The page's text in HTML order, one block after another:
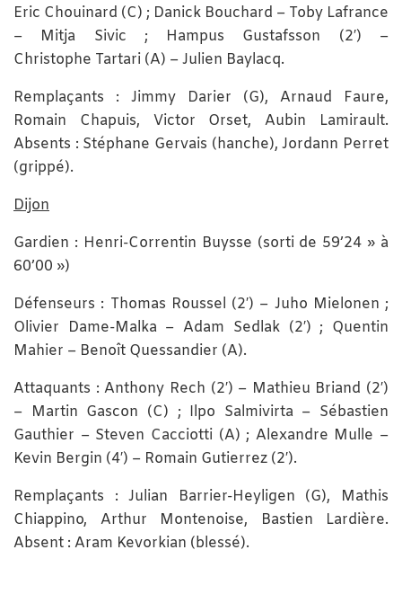
Eric Chouinard (C) ; Danick Bouchard – Toby Lafrance
– Mitja Sivic ; Hampus Gustafsson (2′) –
Christophe Tartari (A) – Julien Baylacq.
Remplaçants : Jimmy Darier (G), Arnaud Faure,
Romain Chapuis, Victor Orset, Aubin Lamirault.
Absents : Stéphane Gervais (hanche), Jordann Perret
(grippé).
Dijon
Gardien : Henri-Correntin Buysse (sorti de 59’24 » à
60’00 »)
Défenseurs : Thomas Roussel (2′) – Juho Mielonen ;
Olivier Dame-Malka – Adam Sedlak (2′) ; Quentin
Mahier – Benoît Quessandier (A).
Attaquants : Anthony Rech (2′) – Mathieu Briand (2′)
– Martin Gascon (C) ; Ilpo Salmivirta – Sébastien
Gauthier – Steven Cacciotti (A) ; Alexandre Mulle –
Kevin Bergin (4′) – Romain Gutierrez (2′).
Remplaçants : Julian Barrier-Heyligen (G), Mathis
Chiappino, Arthur Montenoise, Bastien Lardière.
Absent : Aram Kevorkian (blessé).